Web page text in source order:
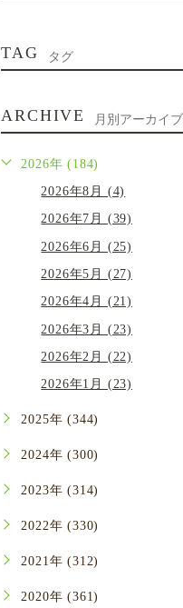
TAG タグ
ARCHIVE 月別アーカイブ
2026年 (184)
2026年8月 (4)
2026年7月 (39)
2026年6月 (25)
2026年5月 (27)
2026年4月 (21)
2026年3月 (23)
2026年2月 (22)
2026年1月 (23)
2025年 (344)
2024年 (300)
2023年 (314)
2022年 (330)
2021年 (312)
2020年 (361)